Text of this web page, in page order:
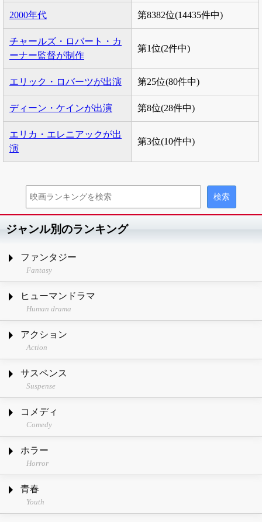
2000年代 第8382位(14435件中)
チャールズ・ロバート・カ
ーナー監督が制作
第1位(2件中)
エリック・ロバーツが出演 第25位(80件中)
ディーン・ケインが出演 第8位(28件中)
エリカ・エレニアックが出
演
第3位(10件中)
ジャンル別のランキング
ファンタジー
Fantasy
ヒューマンドラマ
Human drama
アクション
Action
サスペンス
Suspense
コメディ
Comedy
ホラー
Horror
青春
Youth